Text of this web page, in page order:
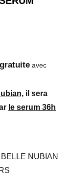
avec
il sera
le serum 36h
NUBIAN